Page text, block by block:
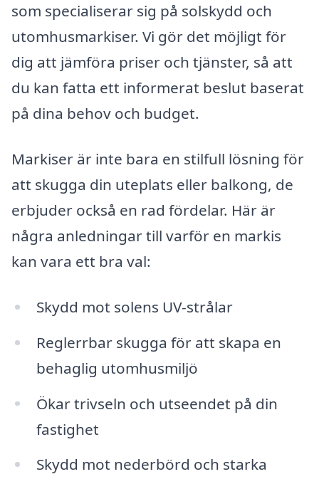
som specialiserar sig på solskydd och
utomhusmarkiser. Vi gör det möjligt för
dig att jämföra priser och tjänster, så att
du kan fatta ett informerat beslut baserat
på dina behov och budget.
Markiser är inte bara en stilfull lösning för
att skugga din uteplats eller balkong, de
erbjuder också en rad fördelar. Här är
några anledningar till varför en markis
kan vara ett bra val:
Skydd mot solens UV-strålar
Reglerrbar skugga för att skapa en
behaglig utomhusmiljö
Ökar trivseln och utseendet på din
fastighet
Skydd mot nederbörd och starka